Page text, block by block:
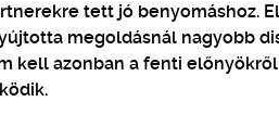
tett jó benyomáshoz.
megoldásnál nagyobb
kell azonban a fenti